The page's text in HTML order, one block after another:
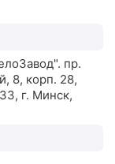
пр.
8, корп. 28,
г. Минск,